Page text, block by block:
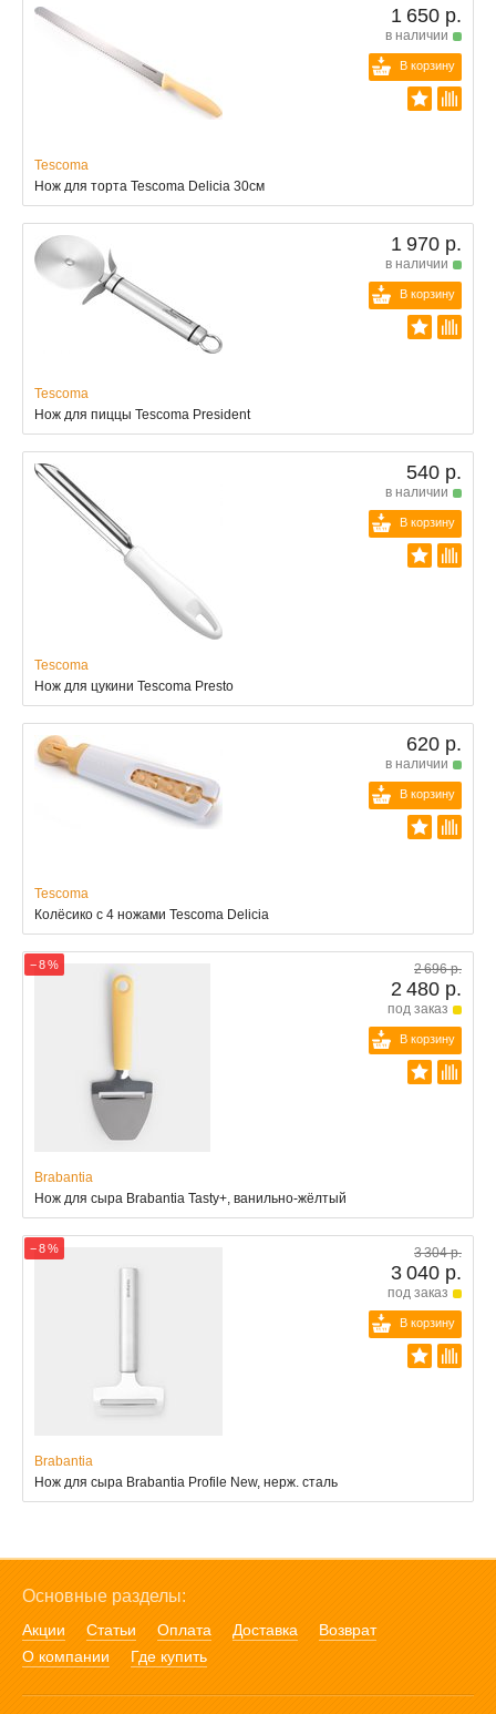
1 650 р.
в наличии
В корзину
Tescoma
Нож для торта Tescoma Delicia 30см
1 970 р.
в наличии
В корзину
Tescoma
Нож для пиццы Tescoma President
540 р.
в наличии
В корзину
Tescoma
Нож для цукини Tescoma Presto
620 р.
в наличии
В корзину
Tescoma
Колёсико с 4 ножами Tescoma Delicia
− 8 % 2 696 р.
2 480 р.
под заказ
В корзину
Brabantia
Нож для сыра Brabantia Tasty+, ванильно-жёлтый
− 8 % 3 304 р.
3 040 р.
под заказ
В корзину
Brabantia
Нож для сыра Brabantia Profile New, нерж. сталь
Основные разделы:
Акции Статьи Оплата Доставка
Возврат
О компании
Где купить